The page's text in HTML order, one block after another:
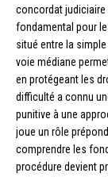
concordat judiciaire
fondamental pour
situé entre la
voie médiane
en protégeant les
difficulté a connu
punitive à une
joue un rôle
comprendre les
procédure devient